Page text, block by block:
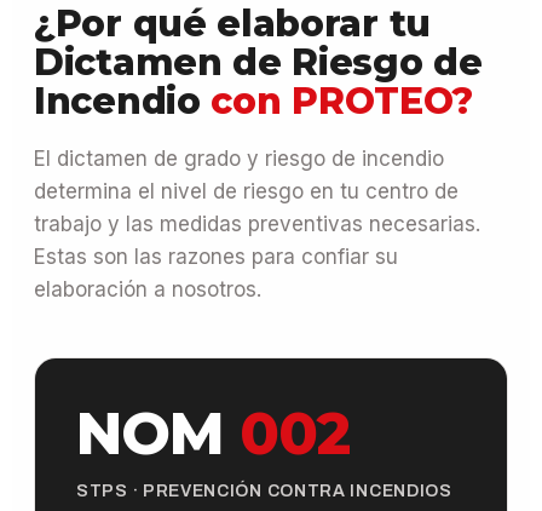
¿Por qué elaborar tu
Dictamen de Riesgo de
Incendio con PROTEO?
El dictamen de grado y riesgo de incendio
determina el nivel de riesgo en tu centro de
trabajo y las medidas preventivas necesarias.
Estas son las razones para confiar su
elaboración a nosotros.
NOM 002
STPS · PREVENCIÓN CONTRA INCENDIOS